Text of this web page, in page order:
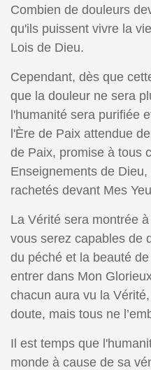
Combien de douleurs
qu'ils puissent vivre la
Lois de Dieu.
Cependant, dès que
que la douleur ne sera
l'humanité sera purifiée
l'Ère de Paix attendue
de Paix, promise à tous
Enseignements de
rachetés devant Mes
La Vérité sera montrée
vous serez capables de
du péché et la beauté
entrer dans Mon
chacun aura vu la
doute, mais tous ne
Il est temps que
monde à cause de sa